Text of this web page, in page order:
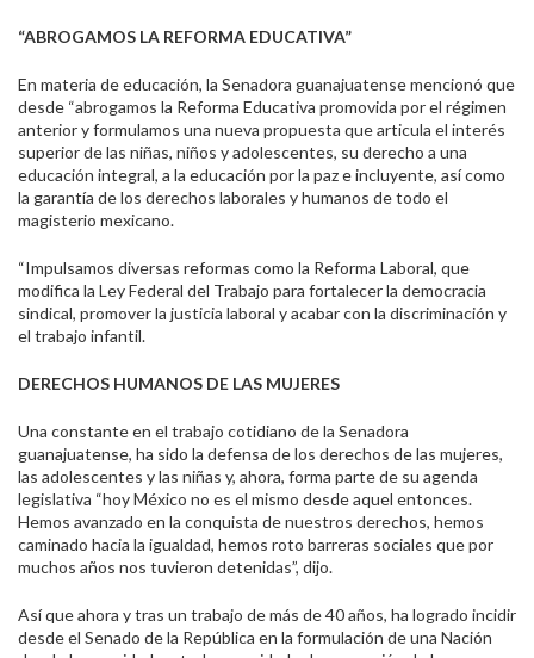
“ABROGAMOS LA REFORMA EDUCATIVA”
En materia de educación, la Senadora guanajuatense mencionó que
desde “abrogamos la Reforma Educativa promovida por el régimen
anterior y formulamos una nueva propuesta que articula el interés
superior de las niñas, niños y adolescentes, su derecho a una
educación integral, a la educación por la paz e incluyente, así como
la garantía de los derechos laborales y humanos de todo el
magisterio mexicano.
“Impulsamos diversas reformas como la Reforma Laboral, que
modifica la Ley Federal del Trabajo para fortalecer la democracia
sindical, promover la justicia laboral y acabar con la discriminación y
el trabajo infantil.
DERECHOS HUMANOS DE LAS MUJERES
Una constante en el trabajo cotidiano de la Senadora
guanajuatense, ha sido la defensa de los derechos de las mujeres,
las adolescentes y las niñas y, ahora, forma parte de su agenda
legislativa “hoy México no es el mismo desde aquel entonces.
Hemos avanzado en la conquista de nuestros derechos, hemos
caminado hacia la igualdad, hemos roto barreras sociales que por
muchos años nos tuvieron detenidas”, dijo.
Así que ahora y tras un trabajo de más de 40 años, ha logrado incidir
desde el Senado de la República en la formulación de una Nación